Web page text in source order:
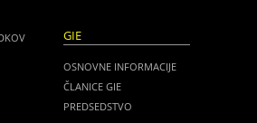
GIE
OSNOVNE INFORMACIJE
ČLANICE GIE
PREDSEDSTVO